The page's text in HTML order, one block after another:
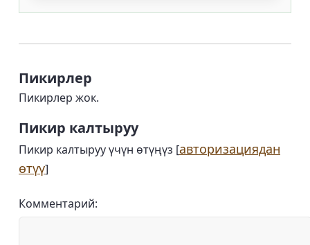
Пикирлер
Пикирлер жок.
Пикир калтыруу
Пикир калтыруу үчүн өтүңүз [авторизациядан
өтүү]
Комментарий: